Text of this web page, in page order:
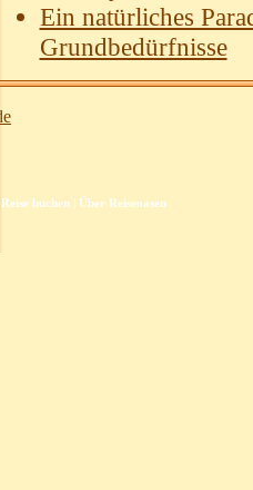
Ein natürliches
Grundbedürfnisse
Reise buchen| Über Reiseoasen